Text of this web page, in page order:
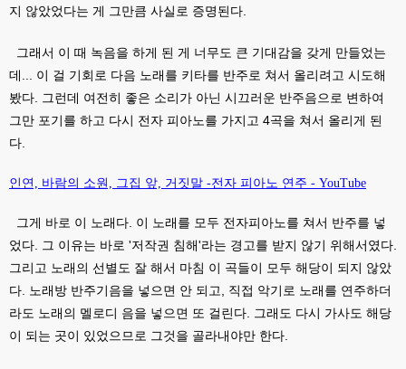
지 않았었다는 게 그만큼 사실로 증명된다.
그래서 이 때 녹음을 하게 된 게 너무도 큰 기대감을 갖게 만들었는
데... 이 걸 기회로 다음 노래를 키타를 반주로 쳐서 올리려고 시도해
봤다. 그런데 여전히 좋은 소리가 아닌 시끄러운 반주음으로 변하여
그만 포기를 하고 다시 전자 피아노를 가지고 4곡을 쳐서 올리게 된
다.
인연, 바람의 소원, 그집 앞, 거짓말 -전자 피아노 연주 - YouTube
그게 바로 이 노래다. 이 노래를 모두 전자피아노를 쳐서 반주를 넣
었다. 그 이유는 바로 '저작권 침해'라는 경고를 받지 않기 위해서였다.
그리고 노래의 선별도 잘 해서 마침 이 곡들이 모두 해당이 되지 않았
다. 노래방 반주기음을 넣으면 안 되고, 직접 악기로 노래를 연주하더
라도 노래의 멜로디 음을 넣으면 또 걸린다. 그래도 다시 가사도 해당
이 되는 곳이 있었으므로 그것을 골라내야만 한다.